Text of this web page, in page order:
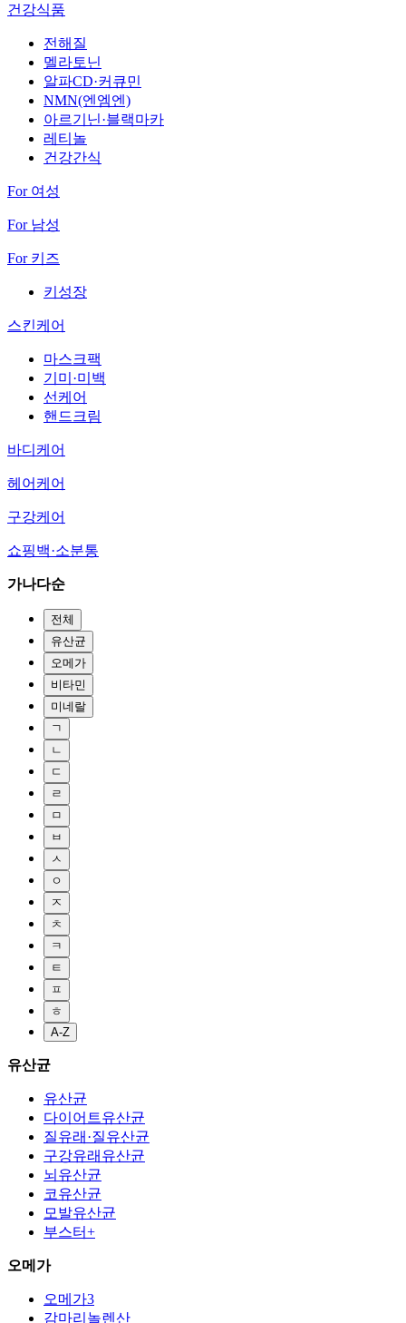
건강식품
전해질
멜라토닌
알파CD·커큐민
NMN(엔엠엔)
아르기닌·블랙마카
레티놀
건강간식
For 여성
For 남성
For 키즈
키성장
스킨케어
마스크팩
기미·미백
선케어
핸드크림
바디케어
헤어케어
구강케어
쇼핑백·소분통
가나다순
전체
유산균
오메가
비타민
미네랄
ㄱ
ㄴ
ㄷ
ㄹ
ㅁ
ㅂ
ㅅ
ㅇ
ㅈ
ㅊ
ㅋ
ㅌ
ㅍ
ㅎ
A-Z
유산균
유산균
다이어트유산균
질유래·질유산균
구강유래유산균
뇌유산균
코유산균
모발유산균
부스터+
오메가
오메가3
감마리놀렌산